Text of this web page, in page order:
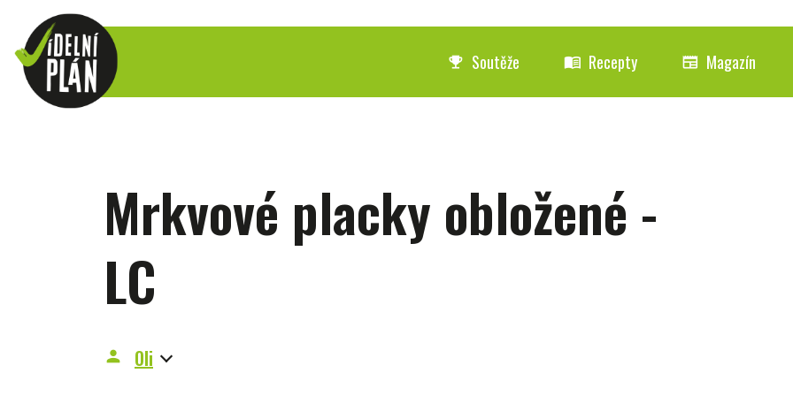
emoji_events Soutěže menu_book Recepty newspaper Magazín
Mrkvové placky obložené -
LC
person Oli